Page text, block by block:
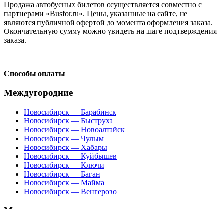
Продажа автобусных билетов осуществляется совместно с
партнерами «Busfor.ru». Цены, указанные на сайте, не
являются публичной офертой до момента оформления заказа.
Окончательную сумму можно увидеть на шаге подтверждения
заказа.
Способы оплаты
Междугородние
Новосибирск — Барабинск
Новосибирск — Быструха
Новосибирск — Новоалтайск
Новосибирск — Чулым
Новосибирск — Хабары
Новосибирск — Куйбышев
Новосибирск — Ключи
Новосибирск — Баган
Новосибирск — Майма
Новосибирск — Венгерово